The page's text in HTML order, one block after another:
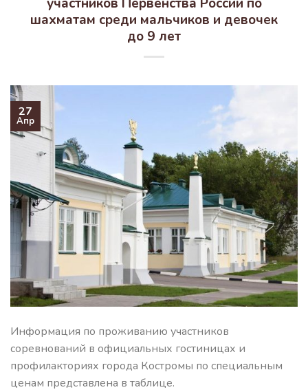
шахматам среди мальчиков и девочек
до 9 лет
27
Апр
Информация по проживанию участников
соревнований в официальных гостиницах и
профилакториях города Костромы по специальным
ценам представлена в таблице.